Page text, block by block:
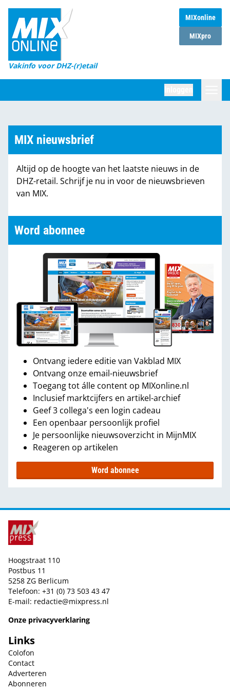
MIXonline
MIXpro
Vakinfo voor DHZ-(r)etail
Home
Magazines
DHZ Sessie
Marktcijfers
Partners
MIX nieuwsbrief
Altijd op de hoogte van het laatste nieuws in de
DHZ-retail. Schrijf je nu in voor de nieuwsbrieven
van MIX.
Word abonnee
Ontvang iedere editie van Vakblad MIX
Ontvang onze email-nieuwsbrief
Toegang tot álle content op MIXonline.nl
Inclusief marktcijfers en artikel-archief
Geef 3 collega's een login cadeau
Een openbaar persoonlijk profiel
Je persoonlijke nieuwsoverzicht in MijnMIX
Reageren op artikelen
Word abonnee
Hoogstraat 110
Postbus 11
5258 ZG Berlicum
Telefoon: +31 (0) 73 503 43 47
E-mail: redactie@mixpress.nl
Onze privacyverklaring
Links
Colofon
Contact
Adverteren
Abonneren